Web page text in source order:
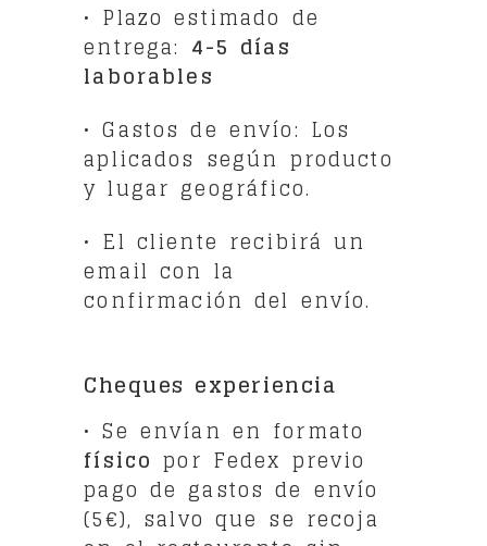
• Plazo estimado de
entrega: 4-5 días
laborables
• Gastos de envío: Los
aplicados según producto
y lugar geográfico.
• El cliente recibirá un
email con la
confirmación del envío.
Cheques experiencia
• Se envían en formato
físico por Fedex previo
pago de gastos de envío
(5€), salvo que se recoja